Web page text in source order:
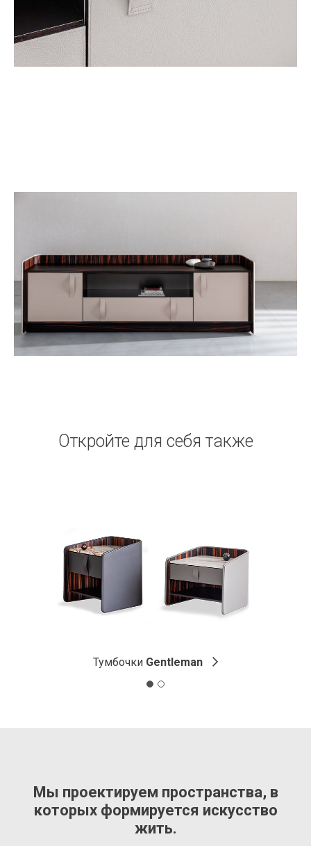
Откройте для себя также
Тумбочки Gentleman
Мы проектируем пространства, в
которых формируется искусство
жить.